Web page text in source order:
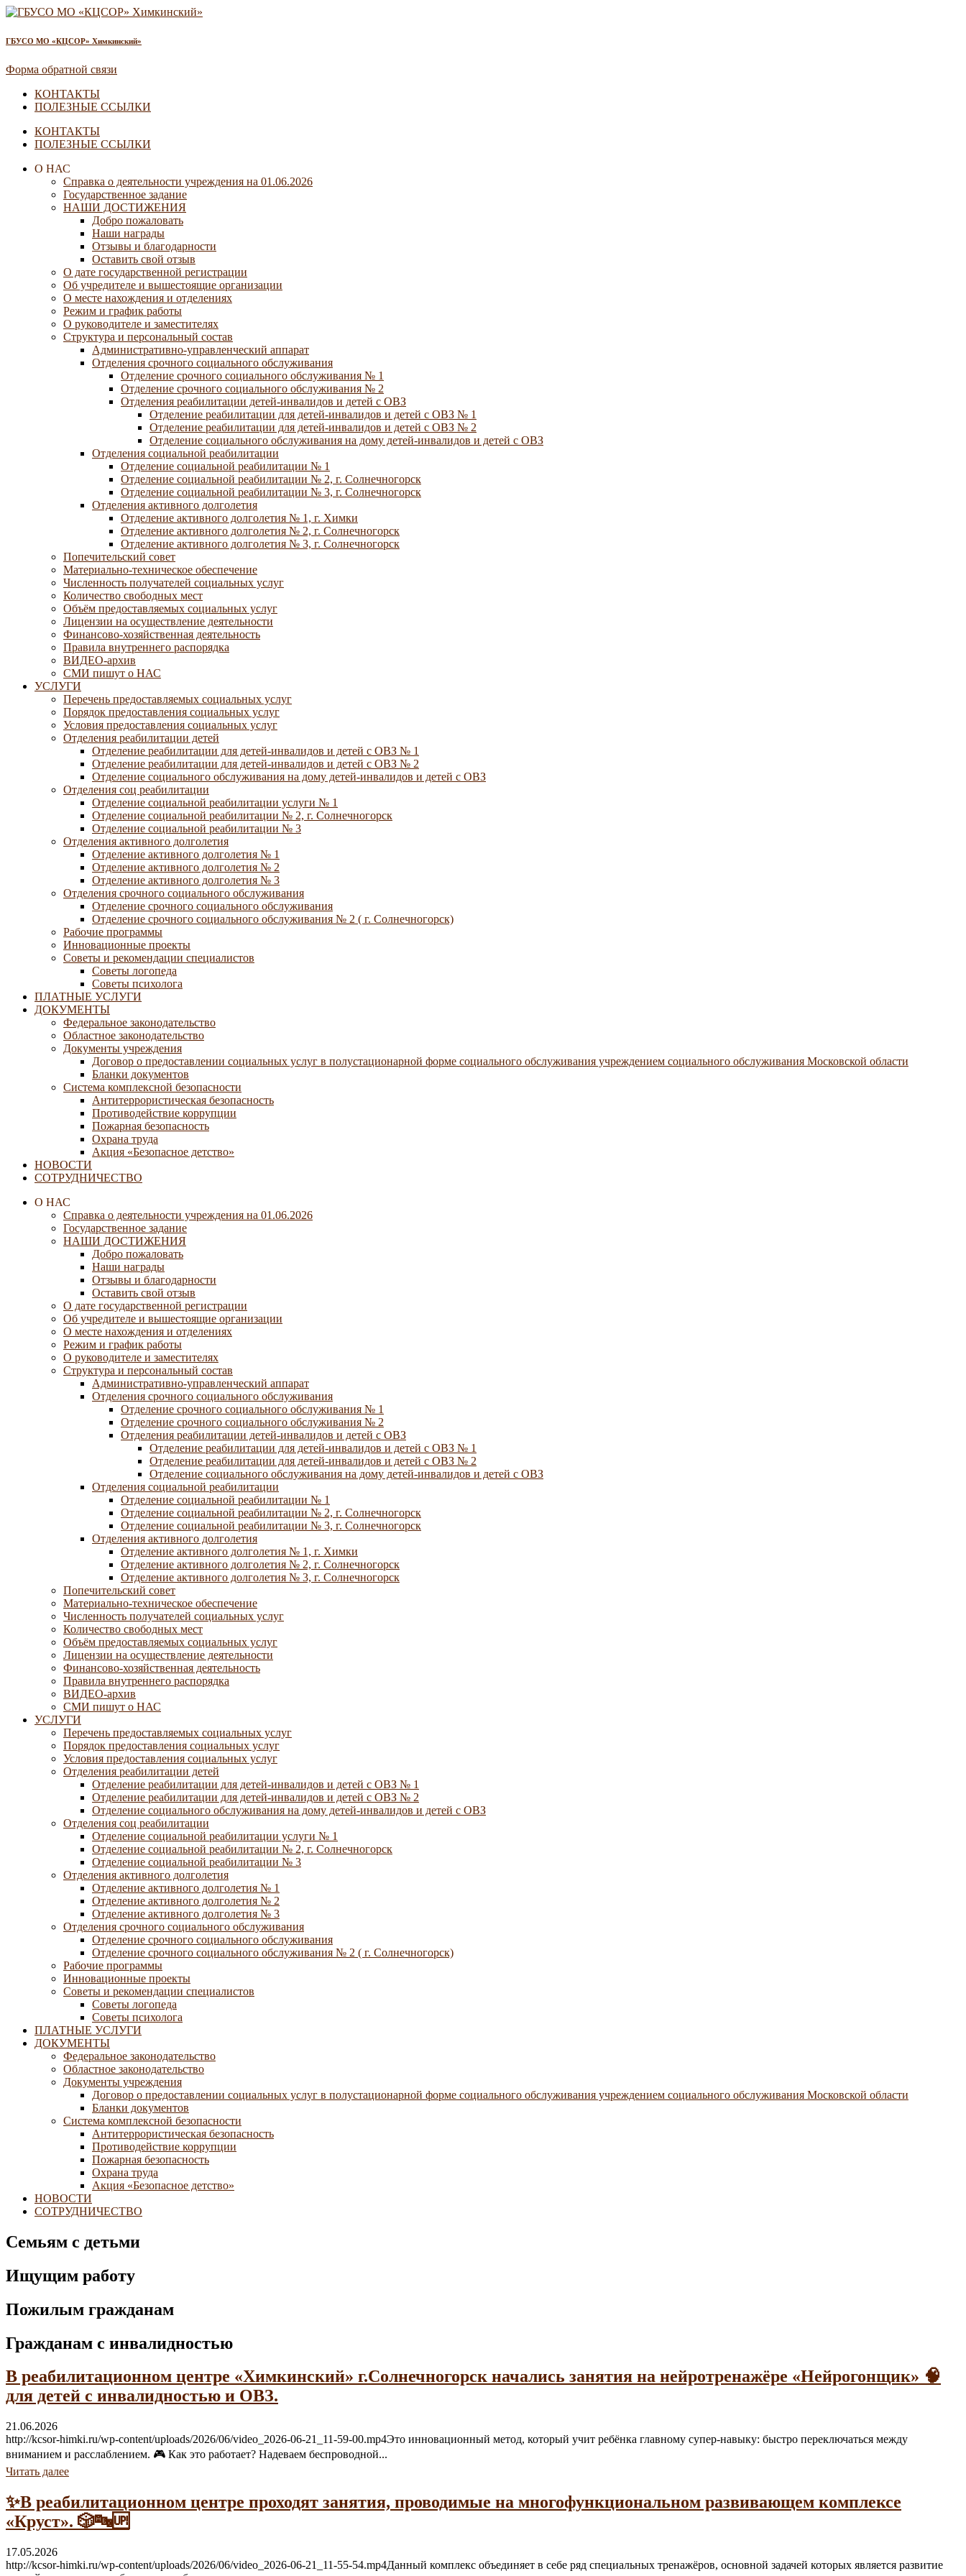
ГБУСО МО «КЦСОР» Химкинский»
Форма обратной связи
КОНТАКТЫ
ПОЛЕЗНЫЕ ССЫЛКИ
КОНТАКТЫ
ПОЛЕЗНЫЕ ССЫЛКИ
О НАС
Справка о деятельности учреждения на 01.06.2026
Государственное задание
НАШИ ДОСТИЖЕНИЯ
Добро пожаловать
Наши награды
Отзывы и благодарности
Оставить свой отзыв
О дате государственной регистрации
Об учредителе и вышестоящие организации
О месте нахождения и отделениях
Режим и график работы
О руководителе и заместителях
Структура и персональный состав
Административно-управленческий аппарат
Отделения срочного социального обслуживания
Отделение срочного социального обслуживания № 1
Отделение срочного социального обслуживания № 2
Отделения реабилитации детей-инвалидов и детей с ОВЗ
Отделение реабилитации для детей-инвалидов и детей с ОВЗ № 1
Отделение реабилитации для детей-инвалидов и детей с ОВЗ № 2
Отделение социального обслуживания на дому детей-инвалидов и детей с ОВЗ
Отделения социальной реабилитации
Отделение социальной реабилитации № 1
Отделение социальной реабилитации № 2, г. Солнечногорск
Отделение социальной реабилитации № 3, г. Солнечногорск
Отделения активного долголетия
Отделение активного долголетия № 1, г. Химки
Отделение активного долголетия № 2, г. Солнечногорск
Отделение активного долголетия № 3, г. Солнечногорск
Попечительский совет
Материально-техническое обеспечение
Численность получателей социальных услуг
Количество свободных мест
Объём предоставляемых социальных услуг
Лицензии на осуществление деятельности
Финансово-хозяйственная деятельность
Правила внутреннего распорядка
ВИДЕО-архив
СМИ пишут о НАС
УСЛУГИ
Перечень предоставляемых социальных услуг
Порядок предоставления социальных услуг
Условия предоставления социальных услуг
Отделения реабилитации детей
Отделение реабилитации для детей-инвалидов и детей с ОВЗ № 1
Отделение реабилитации для детей-инвалидов и детей с ОВЗ № 2
Отделение социального обслуживания на дому детей-инвалидов и детей с ОВЗ
Отделения соц реабилитации
Отделение социальной реабилитации услуги № 1
Отделение социальной реабилитации № 2, г. Солнечногорск
Отделение социальной реабилитации № 3
Отделения активного долголетия
Отделение активного долголетия № 1
Отделение активного долголетия № 2
Отделение активного долголетия № 3
Отделения срочного социального обслуживания
Отделение срочного социального обслуживания
Отделение срочного социального обслуживания № 2 ( г. Солнечногорск)
Рабочие программы
Инновационные проекты
Советы и рекомендации специалистов
Советы логопеда
Советы психолога
ПЛАТНЫЕ УСЛУГИ
ДОКУМЕНТЫ
Федеральное законодательство
Областное законодательство
Документы учреждения
Договор о предоставлении социальных услуг в полустационарной форме социального обслуживания учреждением социального обслуживания Московской области
Бланки документов
Система комплексной безопасности
Антитеррористическая безопасность
Противодействие коррупции
Пожарная безопасность
Охрана труда
Акция «Безопасное детство»
НОВОСТИ
СОТРУДНИЧЕСТВО
О НАС
Справка о деятельности учреждения на 01.06.2026
Государственное задание
НАШИ ДОСТИЖЕНИЯ
Добро пожаловать
Наши награды
Отзывы и благодарности
Оставить свой отзыв
О дате государственной регистрации
Об учредителе и вышестоящие организации
О месте нахождения и отделениях
Режим и график работы
О руководителе и заместителях
Структура и персональный состав
Административно-управленческий аппарат
Отделения срочного социального обслуживания
Отделение срочного социального обслуживания № 1
Отделение срочного социального обслуживания № 2
Отделения реабилитации детей-инвалидов и детей с ОВЗ
Отделение реабилитации для детей-инвалидов и детей с ОВЗ № 1
Отделение реабилитации для детей-инвалидов и детей с ОВЗ № 2
Отделение социального обслуживания на дому детей-инвалидов и детей с ОВЗ
Отделения социальной реабилитации
Отделение социальной реабилитации № 1
Отделение социальной реабилитации № 2, г. Солнечногорск
Отделение социальной реабилитации № 3, г. Солнечногорск
Отделения активного долголетия
Отделение активного долголетия № 1, г. Химки
Отделение активного долголетия № 2, г. Солнечногорск
Отделение активного долголетия № 3, г. Солнечногорск
Попечительский совет
Материально-техническое обеспечение
Численность получателей социальных услуг
Количество свободных мест
Объём предоставляемых социальных услуг
Лицензии на осуществление деятельности
Финансово-хозяйственная деятельность
Правила внутреннего распорядка
ВИДЕО-архив
СМИ пишут о НАС
УСЛУГИ
Перечень предоставляемых социальных услуг
Порядок предоставления социальных услуг
Условия предоставления социальных услуг
Отделения реабилитации детей
Отделение реабилитации для детей-инвалидов и детей с ОВЗ № 1
Отделение реабилитации для детей-инвалидов и детей с ОВЗ № 2
Отделение социального обслуживания на дому детей-инвалидов и детей с ОВЗ
Отделения соц реабилитации
Отделение социальной реабилитации услуги № 1
Отделение социальной реабилитации № 2, г. Солнечногорск
Отделение социальной реабилитации № 3
Отделения активного долголетия
Отделение активного долголетия № 1
Отделение активного долголетия № 2
Отделение активного долголетия № 3
Отделения срочного социального обслуживания
Отделение срочного социального обслуживания
Отделение срочного социального обслуживания № 2 ( г. Солнечногорск)
Рабочие программы
Инновационные проекты
Советы и рекомендации специалистов
Советы логопеда
Советы психолога
ПЛАТНЫЕ УСЛУГИ
ДОКУМЕНТЫ
Федеральное законодательство
Областное законодательство
Документы учреждения
Договор о предоставлении социальных услуг в полустационарной форме социального обслуживания учреждением социального обслуживания Московской области
Бланки документов
Система комплексной безопасности
Антитеррористическая безопасность
Противодействие коррупции
Пожарная безопасность
Охрана труда
Акция «Безопасное детство»
НОВОСТИ
СОТРУДНИЧЕСТВО
Семьям с детьми
Ищущим работу
Пожилым гражданам
Гражданам с инвалидностью
В реабилитационном центре «Химкинский» г.Солнечногорск начались занятия на нейротренажёре «Нейрогонщик» 🧠
для детей с инвалидностью и ОВЗ.
21.06.2026
http://kcsor-himki.ru/wp-content/uploads/2026/06/video_2026-06-21_11-59-00.mp4Это инновационный метод, который учит ребёнка главному супер-навыку: быстро переключаться между
вниманием и расслаблением. 🎮 Как это работает? Надеваем беспроводной...
Читать далее
✨В реабилитационном центре проходят занятия, проводимые на многофункциональном развивающем комплексе
«Круст». 🎲🔤🆙
17.05.2026
http://kcsor-himki.ru/wp-content/uploads/2026/06/video_2026-06-21_11-55-54.mp4Данный комплекс объединяет в себе ряд специальных тренажёров, основной задачей которых является развитие